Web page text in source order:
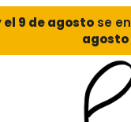
el 9 de agosto se
agosto